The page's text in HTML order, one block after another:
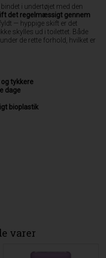
i undertøjet med den
det regelmæssigt gennem
— hyppige skift er det
skylles ud i toilettet. Både
de rette forhold, hvilket er
tykkere
dage
bioplastik
varer